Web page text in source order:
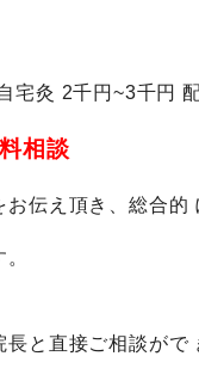
宅灸 2千円~3千円
相談
伝え頂き、総合的
と直接ご相談がで